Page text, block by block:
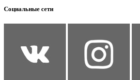
Социальные сети